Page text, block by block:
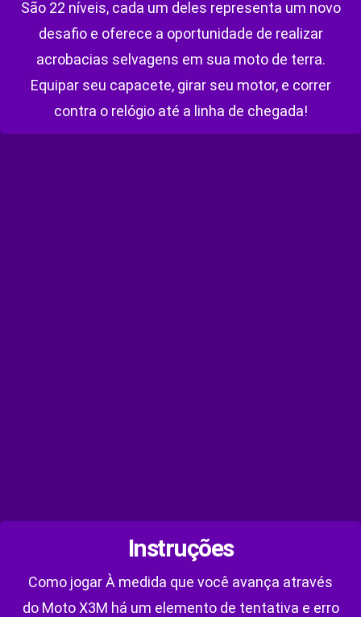
São 22 níveis, cada um deles representa um novo
desafio e oferece a oportunidade de realizar
acrobacias selvagens em sua moto de terra.
Equipar seu capacete, girar seu motor, e correr
contra o relógio até a linha de chegada!
Instruções
Como jogar À medida que você avança através
do Moto X3M há um elemento de tentativa e erro